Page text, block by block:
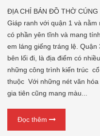
ĐỊA CHỈ BÁN ĐỒ THỜ
Giáp ranh với quận 1 và
có phần yên tĩnh và mang
em láng giếng tráng lệ.
bên lối đi, là địa điểm có
những công trình kiến trúc
thuộc Với những nét văn
gia tiên cũng mang màu...
Đọc thêm